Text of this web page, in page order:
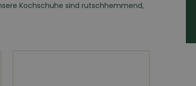
Kochschuhe sind rutschhemmend,